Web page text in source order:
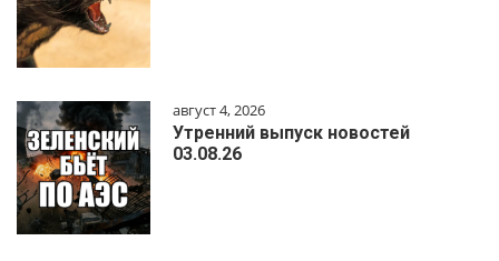
август 4, 2026
Утренний выпуск новостей
03.08.26